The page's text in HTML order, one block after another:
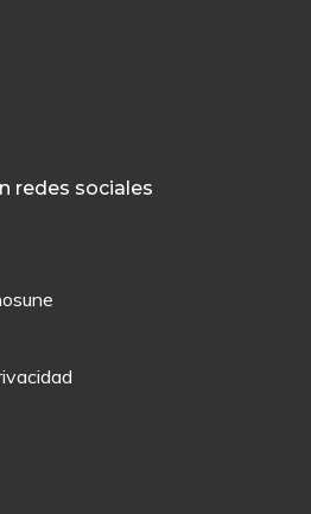
redes sociales